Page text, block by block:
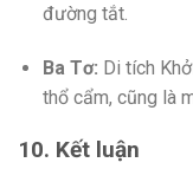
đường tắt.
Ba Tơ: Di tích
thổ cẩm, cũng là
10. Kết luận